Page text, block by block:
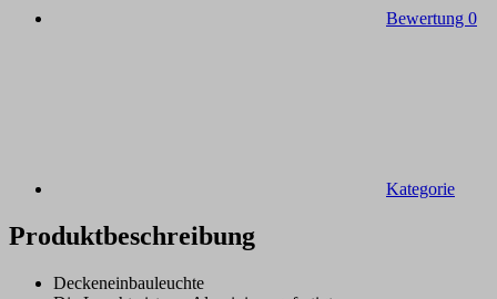
Bewertung 0
Kategorie
Produktbeschreibung
Deckeneinbauleuchte